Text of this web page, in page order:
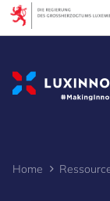
Home
Cookies